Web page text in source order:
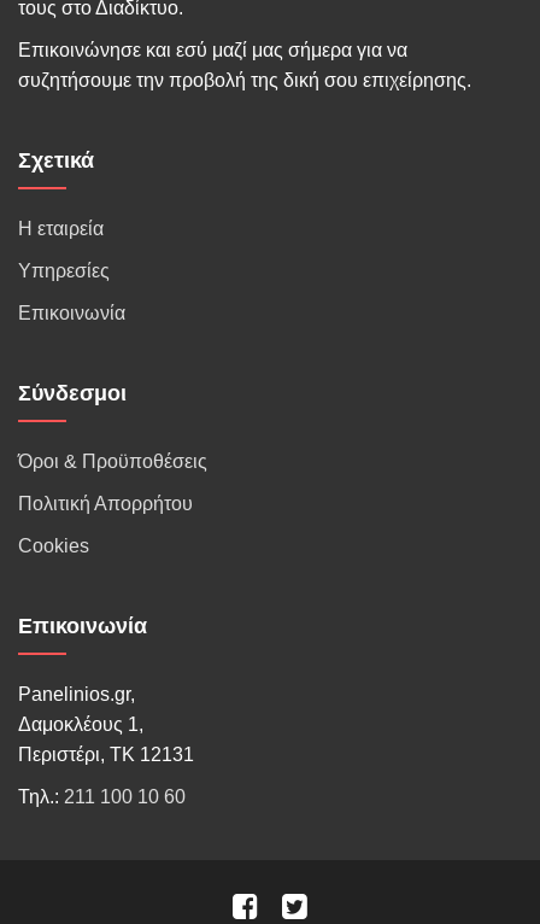
τους στο Διαδίκτυο.
Επικοινώνησε και εσύ μαζί μας σήμερα για να
συζητήσουμε την προβολή της δική σου επιχείρησης.
Σχετικά
Η εταιρεία
Υπηρεσίες
Επικοινωνία
Σύνδεσμοι
Όροι & Προϋποθέσεις
Πολιτική Απορρήτου
Cookies
Επικοινωνία
Panelinios.gr,
Δαμοκλέους 1,
Περιστέρι, ΤΚ 12131
Τηλ.: 211 100 10 60